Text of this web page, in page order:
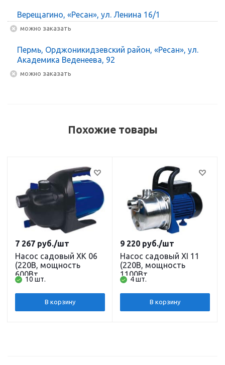
Верещагино, «Ресан», ул. Ленина 16/1
Можно заказать
Пермь, Орджоникидзевский район, «Ресан», ул.
Академика Веденеева, 92
Можно заказать
Похожие товары
Насос садовый XK 06
(220В, мощность
600Вт,
производительность
3000л/ч, напор 35 м,
глубина всасывания 8
м) кабель 1,5 м.
10 шт.
7 267 руб./шт
В корзину
Насос садовый XI 11
(220В, мощность
1100Вт,
производительность
3500л/ч, напор 47 м,
глубина всасывания 8
м) кабель 1,5 м.
4 шт.
9 220 руб./шт
В корзину